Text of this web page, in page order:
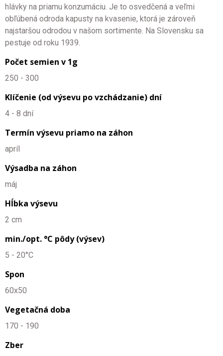
hlávky na priamu konzumáciu. Je to osvedčená a veľmi
obľúbená odroda kapusty na kvasenie, ktorá je zároveň
najstaršou odrodou v našom sortimente. Na Slovensku sa
pestuje od roku 1939.
Počet semien v 1g
250 - 300
Klíčenie (od výsevu po vzchádzanie) dní
4 - 8 dní
Termín výsevu priamo na záhon
apríl
Výsadba na záhon
máj
Hĺbka výsevu
2 cm
min./opt. °C pôdy (výsev)
5 - 20°C
Spon
60x50
Vegetačná doba
170 - 190
Zber